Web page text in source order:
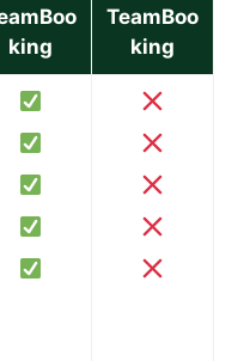
king
TeamBoo
king